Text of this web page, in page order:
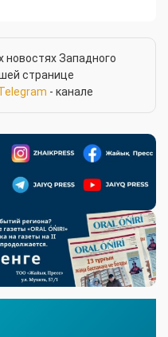
Западного
странице
- канале